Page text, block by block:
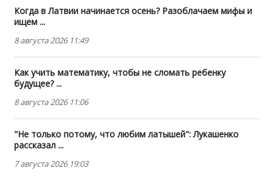
Когда в Латвии начинается осень? Разоблачаем мифы и
ищем ...
8 августа 2026 11:49
Как учить математику, чтобы не сломать ребенку
будущее? ...
8 августа 2026 11:06
"Не только потому, что любим латышей": Лукашенко
рассказал ...
7 августа 2026 19:03